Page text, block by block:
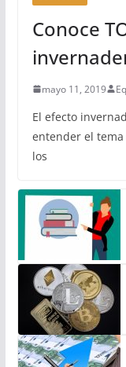
Conoce
mayo 11, 2019
El efecto
entender el
los